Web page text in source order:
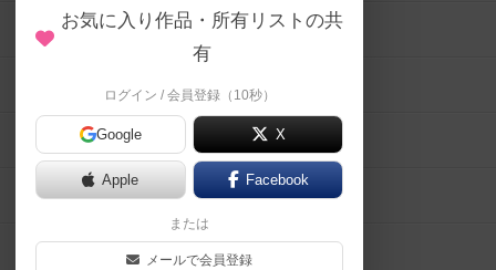
お気に入り作品・所有リストの共
有
ログイン / 会員登録（10秒）
Google X
Apple Facebook
または
メールで会員登録
メカニクス特集
掲示板・トピックス
ボドとも・会員一覧
ボードゲーム業界コラム
ボドゲーマご利用案内